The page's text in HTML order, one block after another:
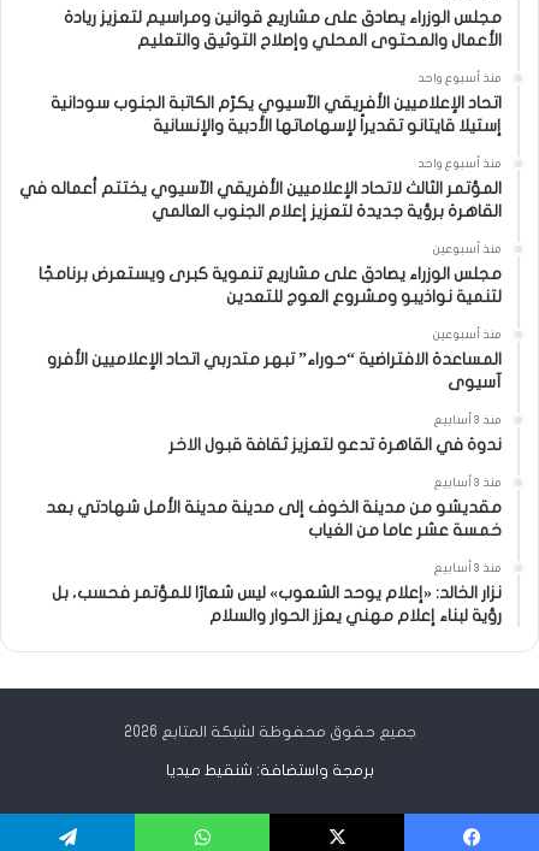
مجلس الوزراء يصادق على مشاريع قوانين ومراسيم لتعزيز ريادة
الأعمال والمحتوى المحلي وإصلاح التوثيق والتعليم
منذ أسبوع واحد
اتحاد الإعلاميين الأفريقي الآسيوي يكرّم الكاتبة الجنوب سودانية
إستيلا قايتانو تقديراً لإسهاماتها الأدبية والإنسانية
منذ أسبوع واحد
المؤتمر الثالث لاتحاد الإعلاميين الأفريقي الآسيوي يختتم أعماله في
القاهرة برؤية جديدة لتعزيز إعلام الجنوب العالمي
منذ أسبوعين
مجلس الوزراء يصادق على مشاريع تنموية كبرى ويستعرض برنامجًا
لتنمية نواذيبو ومشروع العوج للتعدين
منذ أسبوعين
المساعدة الافتراضية “حوراء” تبهر متدربي اتحاد الإعلاميين الأفرو
آسيوى
منذ 3 أسابيع
ندوة في القاهرة تدعو لتعزيز ثقافة قبول الاخر
منذ 3 أسابيع
مقديشو من مدينة الخوف إلى مدينة مدينة الأمل شهادتي بعد
خمسة عشر عاما من الغياب
منذ 3 أسابيع
نزار الخالد: «إعلام يوحد الشعوب» ليس شعارًا للمؤتمر فحسب، بل
رؤية لبناء إعلام مهني يعزز الحوار والسلام
جميع حقوق محفوظة لشبكة المتابع 2026
برمجة واستضافة: شنقيط ميديا